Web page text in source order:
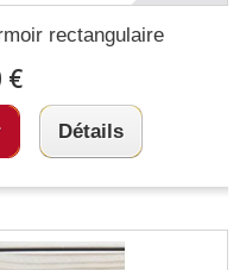
rectangulaire
€
Détails